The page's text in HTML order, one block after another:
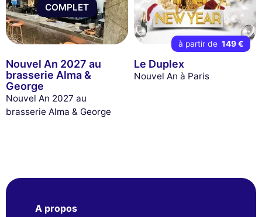
COMPLET
Nouvel An 2027 au
brasserie Alma &
George
Nouvel An 2027 au
brasserie Alma & George
à partir de 149 €
Le Duplex
Nouvel An à Paris
A propos